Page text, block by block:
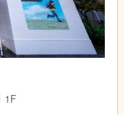
1F